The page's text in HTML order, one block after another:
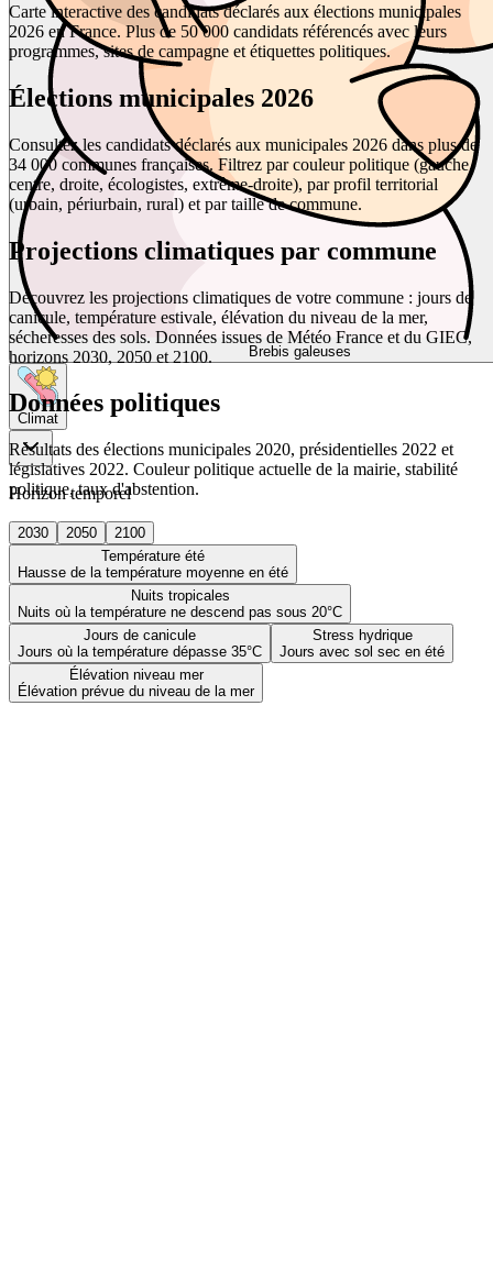
Brebis galeuses
Climat
Horizon temporel
2030 2050
2100
Température été
Hausse de la température moyenne en été
Nuits tropicales
Nuits où la température ne descend pas sous 20°C
Jours de canicule
Jours où la température dépasse 35°C
Stress hydrique
Jours avec sol sec en été
Élévation niveau mer
Élévation prévue du niveau de la mer
Carte interactive des candidats déclarés aux élections municipales
2026 en France. Plus de 50 000 candidats référencés avec leurs
programmes, sites de campagne et étiquettes politiques.
Élections municipales 2026
Consultez les candidats déclarés aux municipales 2026 dans plus de
34 000 communes françaises. Filtrez par couleur politique (gauche,
centre, droite, écologistes, extrême-droite), par profil territorial
(urbain, périurbain, rural) et par taille de commune.
Projections climatiques par commune
Découvrez les projections climatiques de votre commune : jours de
canicule, température estivale, élévation du niveau de la mer,
sécheresses des sols. Données issues de Météo France et du GIEC,
horizons 2030, 2050 et 2100.
Données politiques
Résultats des élections municipales 2020, présidentielles 2022 et
législatives 2022. Couleur politique actuelle de la mairie, stabilité
politique, taux d'abstention.